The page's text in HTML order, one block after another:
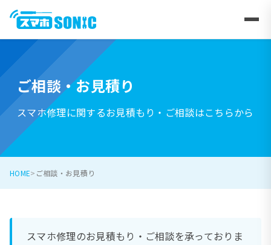
ご相談・お見積り
スマホ修理に関するお見積もり・ご相談はこちらから
HOME ご相談・お見積り
スマホ修理のお見積もり・ご相談を承っておりま